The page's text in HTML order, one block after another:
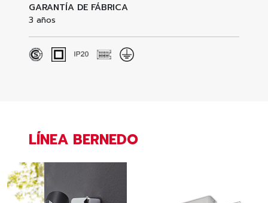
GARANTÍA DE FÁBRICA
3 años
LÍNEA BERNEDO